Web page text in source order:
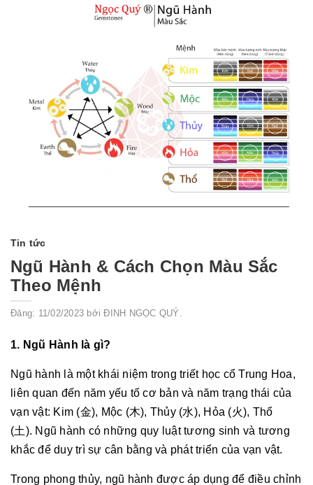
Tin tức
Ngũ Hành & Cách Chọn Màu Sắc
Theo Mệnh
Đăng: 11/02/2023 bởi ĐINH NGỌC QUÝ.
1. Ngũ Hành là gì?
Ngũ hành là một khái niệm trong triết học cổ Trung Hoa,
liên quan đến năm yếu tố cơ bản và năm trạng thái của
vạn vật: Kim (金), Mộc (木), Thủy (水), Hỏa (火), Thổ
(土). Ngũ hành có những quy luật tương sinh và tương
khắc để duy trì sự cân bằng và phát triển của vạn vật.
Trong phong thủy, ngũ hành được áp dụng để điều chỉnh